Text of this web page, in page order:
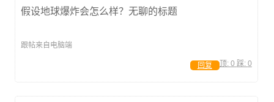
假设地球爆炸会怎么样？无聊的标题
跟帖来自电脑端
顶: 0 踩: 0
回复